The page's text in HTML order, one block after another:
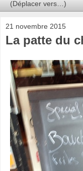
21 novembre 2015
La patte du